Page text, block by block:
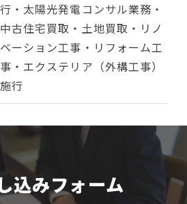
行・太陽光発電コンサル業務・
中古住宅買取・土地買取・リノ
ベーション工事・リフォーム工
事・エクステリア（外構工事）
施行
込みフォーム